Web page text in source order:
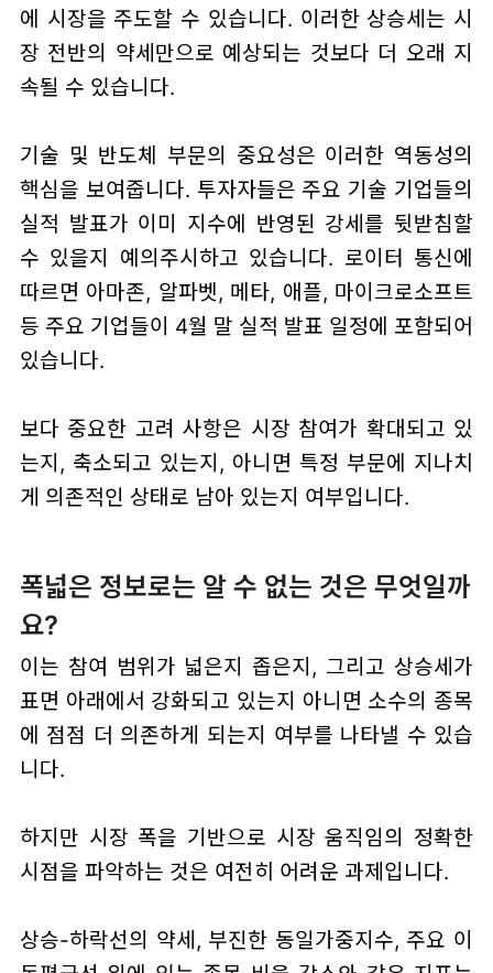
에 시장을 주도할 수 있습니다. 이러한 상승세는 시
장 전반의 약세만으로 예상되는 것보다 더 오래 지
속될 수 있습니다.
기술 및 반도체 부문의 중요성은 이러한 역동성의
핵심을 보여줍니다. 투자자들은 주요 기술 기업들의
실적 발표가 이미 지수에 반영된 강세를 뒷받침할
수 있을지 예의주시하고 있습니다. 로이터 통신에
따르면 아마존, 알파벳, 메타, 애플, 마이크로소프트
등 주요 기업들이 4월 말 실적 발표 일정에 포함되어
있습니다.
보다 중요한 고려 사항은 시장 참여가 확대되고 있
는지, 축소되고 있는지, 아니면 특정 부문에 지나치
게 의존적인 상태로 남아 있는지 여부입니다.
폭넓은 정보로는 알 수 없는 것은 무엇일까
요?
이는 참여 범위가 넓은지 좁은지, 그리고 상승세가
표면 아래에서 강화되고 있는지 아니면 소수의 종목
에 점점 더 의존하게 되는지 여부를 나타낼 수 있습
니다.
하지만 시장 폭을 기반으로 시장 움직임의 정확한
시점을 파악하는 것은 여전히 어려운 과제입니다.
상승-하락선의 약세, 부진한 동일가중지수, 주요 이